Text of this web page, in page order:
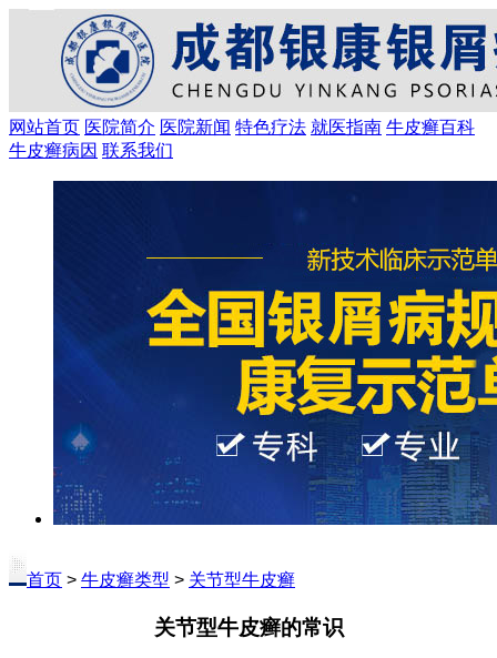
网站首页 医院简介 医院新闻 特色疗法 就医指南 牛皮癣百科
牛皮癣病因 联系我们
首页 > 牛皮癣类型 > 关节型牛皮癣
关节型牛皮癣的常识